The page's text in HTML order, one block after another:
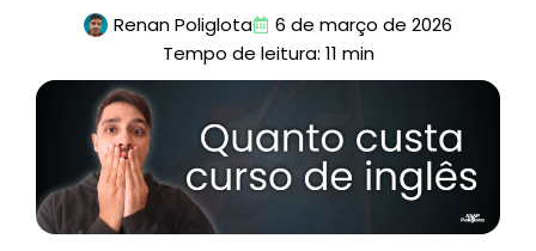
Renan Poliglota
6 de março de 2026
Tempo de leitura: 11 min